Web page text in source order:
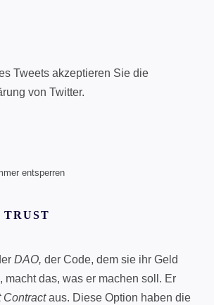
Tweets akzeptieren Sie die
von Twitter.
entsperren
DAO, der Code, dem sie ihr Geld
macht das, was er machen soll. Er
Contractaus. Diese Option haben die